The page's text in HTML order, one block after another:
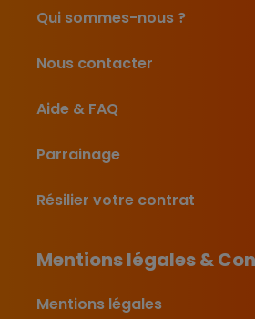
Qui sommes-nous ?
Nous contacter
Aide & FAQ
Parrainage
Résilier votre contrat
Mentions légales &
Mentions légales